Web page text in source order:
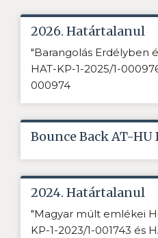
2026. Határtalanul
"Barangolás Erdélyben
HAT-KP-1-2025/1-
000974
Bounce Back AT-HU
2024. Határtalanul
"Magyar múlt emlékei
KP-1-2023/1-001743 és